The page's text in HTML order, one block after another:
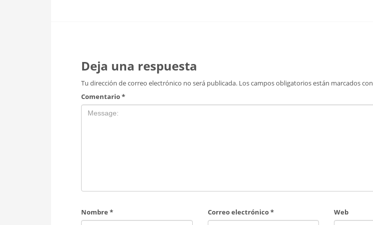
Deja una respuesta
Tu dirección de correo electrónico no será publicada. Los campos obligatorios están marcados con
Comentario*
Nombre * Correo electrónico* Web